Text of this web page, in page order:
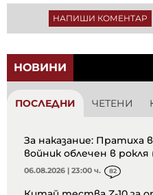
НАПИШИ КОМЕНТАР
НОВИНИ
ПОСЛЕДНИ ЧЕТЕНИ
За наказание: Пратиха
войник облечен в
06.08.2026 | 23:00 ч. 82